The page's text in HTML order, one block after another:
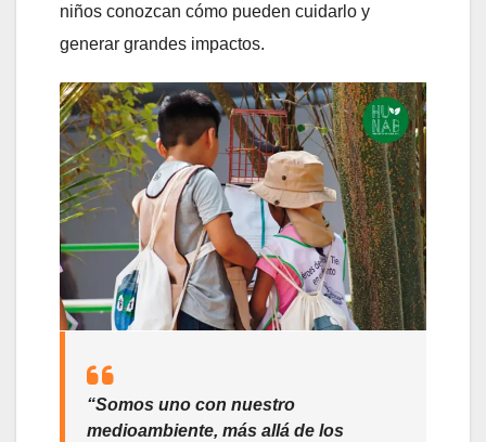
niños conozcan cómo pueden cuidarlo y
generar grandes impactos.
“Somos uno con nuestro
medioambiente, más allá de los